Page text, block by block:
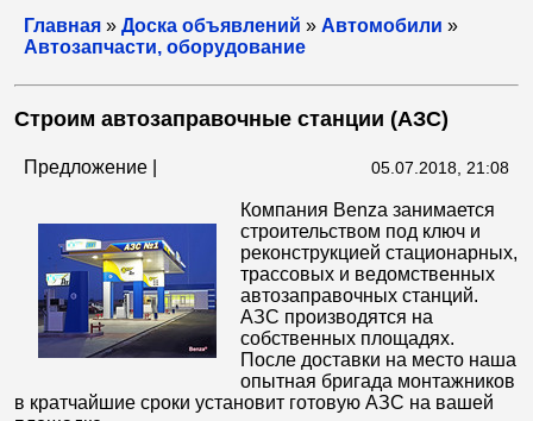
Главная » Доска объявлений » Автомобили »
Автозапчасти, оборудование
Строим автозаправочные станции (АЗС)
Предложение | 05.07.2018, 21:08
Компания Benza занимается
строительством под ключ и
реконструкцией стационарных,
трассовых и ведомственных
автозаправочных станций.
АЗС производятся на
собственных площадях.
После доставки на место наша
опытная бригада монтажников
в кратчайшие сроки установит готовую АЗС на вашей